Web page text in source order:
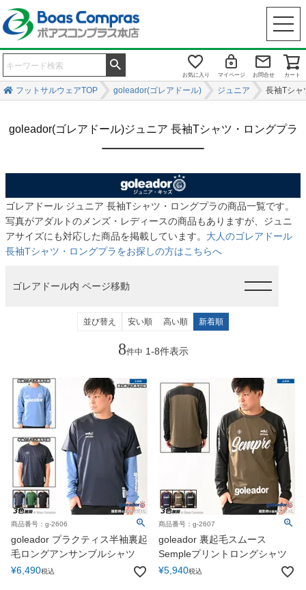
お気に入り マイページ お問合せ カート
フットサルウェアTOP goleador(ゴレアドール) ジュニア 長袖Tシャ
goleador(ゴレアドール)ジュニア 長袖Tシャツ・ロングプラ
ゴレアドール ジュニア 長袖Tシャツ・ロングプラの商品一覧です。
写真がアダルトのメンズ・レディースの商品もありますが、ジュニ
アサイズにも対応した商品を掲載しています。 大人のゴレアドール
長袖Tシャツ・ロングプラをお探しの方はこちらへ
ゴレアドール内 ページ移動
並び替え 安い順 高い順 新着順
8件中 1-8件表示
商品番号：g-2606
goleador プラクティス半袖裏起
毛ロングアンサンブルシャツ
¥6,490税込
商品番号：g-2607
goleador 裏起毛スムース
Sempleプリントロングシャツ
¥5,940税込